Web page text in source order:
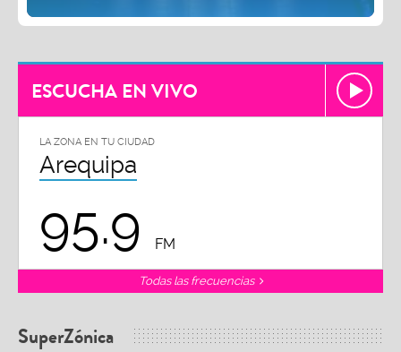
ESCUCHA EN VIVO
LA ZONA EN TU CIUDAD
Arequipa
95.9 FM
Todas las frecuencias
SuperZónica